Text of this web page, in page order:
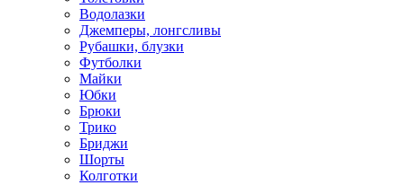
Водолазки
Джемперы, лонгсливы
Рубашки, блузки
Футболки
Майки
Юбки
Брюки
Трико
Бриджи
Шорты
Колготки